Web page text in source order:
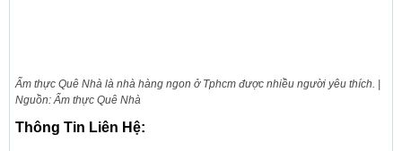
Ẩm thực Quê Nhà là nhà hàng ngon ở Tphcm được nhiều người yêu thích. |
Nguồn: Ẩm thực Quê Nhà
Thông Tin Liên Hệ: